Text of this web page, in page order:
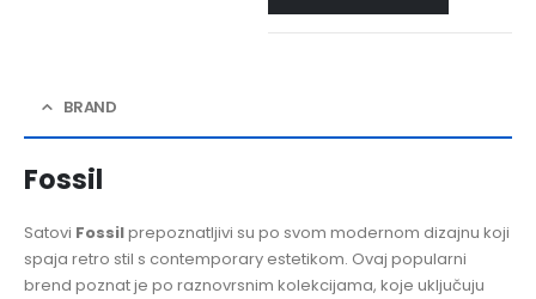
BRAND
Fossil
Satovi Fossilprepoznatljivi su po svom modernom dizajnu koji
spaja retro stil s contemporary estetikom. Ovaj popularni
brend poznat je po raznovrsnim kolekcijama, koje uključuju